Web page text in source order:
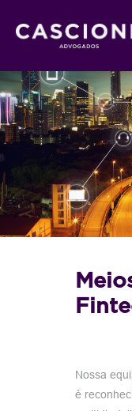
Nossa
é